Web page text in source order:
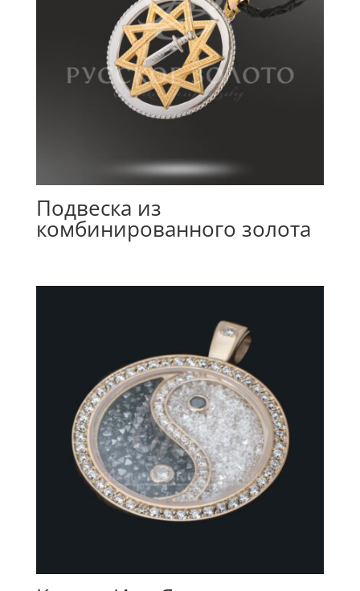
Подвеска из
комбинированного золота